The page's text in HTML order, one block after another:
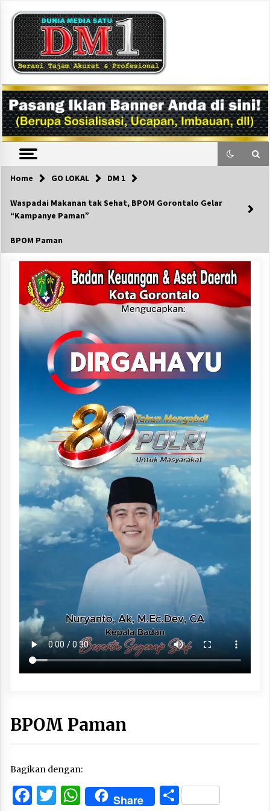
content
DM1
Home GO LOKAL DM 1
Waspadai Makanan tak Sehat, BPOM Gorontalo Gelar
“Kampanye Paman”
BPOM Paman
BPOM Paman
Bagikan dengan:
Facebook
Twitter
WhatsApp
Share Share